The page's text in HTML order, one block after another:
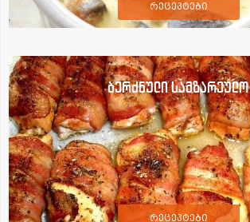
რეცეპტები
ბერძნული სამზარეულო
რეცეპტები